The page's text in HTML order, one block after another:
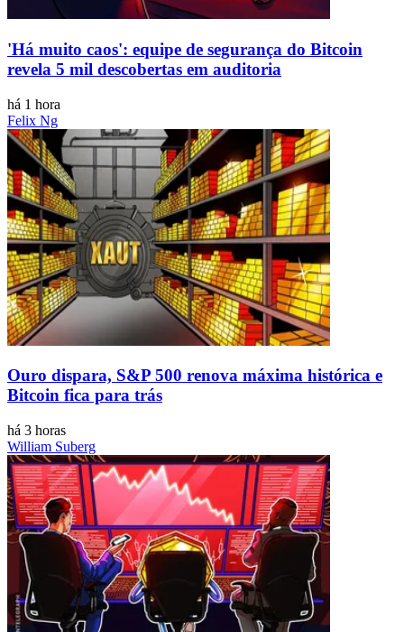
'Há muito caos': equipe de segurança do Bitcoin
revela 5 mil descobertas em auditoria
há 1 hora
Felix Ng
Ouro dispara, S&P 500 renova máxima histórica e
Bitcoin fica para trás
há 3 horas
William Suberg